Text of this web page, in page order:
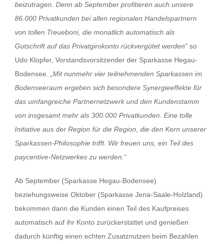
beizutragen. Denn ab September profitieren auch unsere
86.000 Privatkunden bei allen regionalen Handelspartnern
von tollen Treueboni, die monatlich automatisch als
Gutschrift auf das Privatgirokonto rückvergütet werden“ so
Udo Klopfer, Vorstandsvorsitzender der Sparkasse Hegau-
Bodensee. „Mit nunmehr vier teilnehmenden Sparkassen im
Bodenseeraum ergeben sich besondere Synergieeffekte für
das umfangreiche Partnernetzwerk und den Kundenstamm
von insgesamt mehr als 300.000 Privatkunden. Eine tolle
Initiative aus der Region für die Region, die den Kern unserer
Sparkassen-Philosophie trifft. Wir freuen uns, ein Teil des
paycentive-Netzwerkes zu werden.“
Ab September (Sparkasse Hegau-Bodensee)
beziehungsweise Oktober (Sparkasse Jena-Saale-Holzland)
bekommen dann die Kunden einen Teil des Kaufpreises
automatisch auf ihr Konto zurückerstattet und genießen
dadurch künftig einen echten Zusatznutzen beim Bezahlen